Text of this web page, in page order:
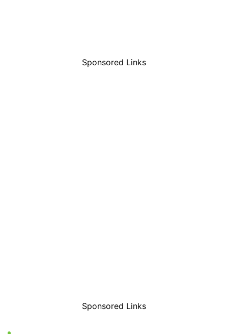
Sponsored Links
Sponsored Links